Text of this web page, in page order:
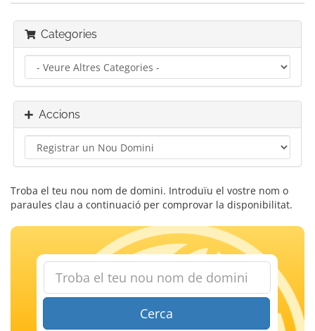
Categories
Accions
Troba el teu nou nom de domini. Introduïu el vostre nom o
paraules clau a continuació per comprovar la disponibilitat.
Cerca